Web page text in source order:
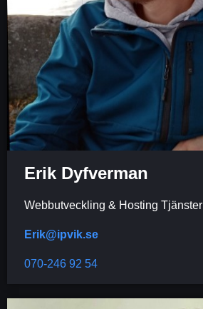
Erik Dyfverman
Webbutveckling & Hosting Tjänster
Erik@ipvik.se
070-246 92 54